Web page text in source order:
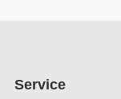
Service